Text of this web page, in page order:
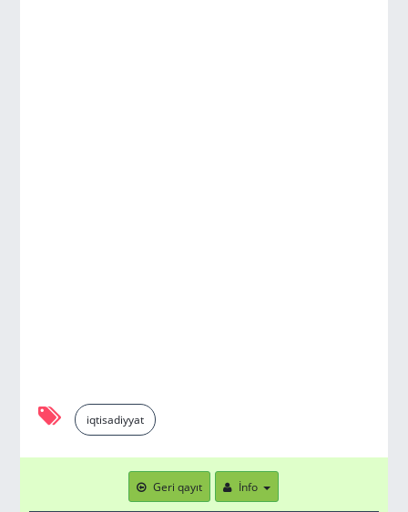
iqtisadiyyat
Geri qayıt İnfo